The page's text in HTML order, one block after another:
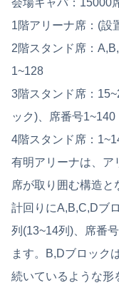
1階アリーナ席：(設
2階スタンド席：
1~128
3階スタンド席：
ック)、席番号1~140
4階スタンド席：
有明アリーナは、ア
席が取り囲む構造
計回りにA,B,C,Dブ
列(13~14列)、席番
ます。B,Dブロック
続いているような形